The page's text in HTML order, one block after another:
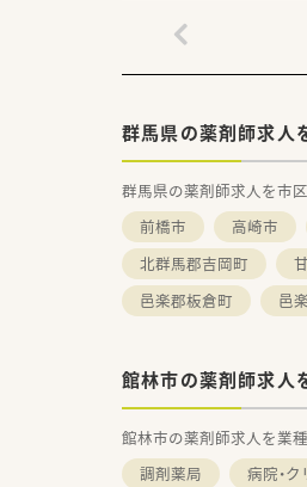
群馬県の薬剤師求人
群馬県の薬剤師求人を市
前橋市
高崎市
北群馬郡吉岡町
邑楽郡板倉町
邑
館林市の薬剤師求人
館林市の薬剤師求人を業
調剤薬局
病院・